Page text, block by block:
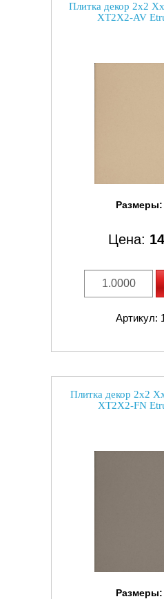
Плитка декор 2x2
XT2X2-AV
Размеры:
Цена: 14
Артикул:
Плитка декор 2x2
XT2X2-FN
Размеры: